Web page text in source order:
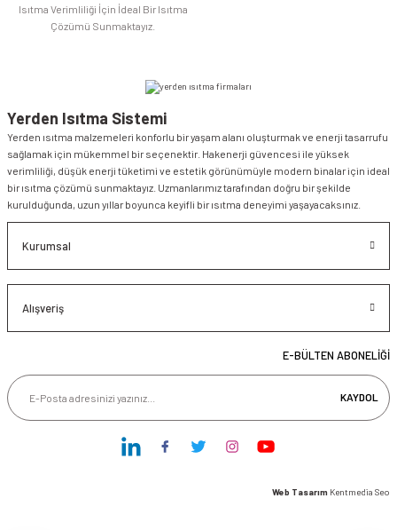
Isıtma Verimliliği İçin İdeal Bir Isıtma
Çözümü Sunmaktayız.
Yerden Isıtma Sistemi
Yerden ısıtma malzemeleri konforlu bir yaşam alanı oluşturmak ve enerji tasarrufu
sağlamak için mükemmel bir seçenektir. Hakenerji güvencesi ile yüksek
verimliliği, düşük enerji tüketimi ve estetik görünümüyle modern binalar için ideal
bir ısıtma çözümü sunmaktayız. Uzmanlarımız tarafından doğru bir şekilde
kurulduğunda, uzun yıllar boyunca keyifli bir ısıtma deneyimi yaşayacaksınız.
Kurumsal
Alışveriş
E-BÜLTEN ABONELİĞİ
KAYDOL
Web Tasarım Kentmedia Seo